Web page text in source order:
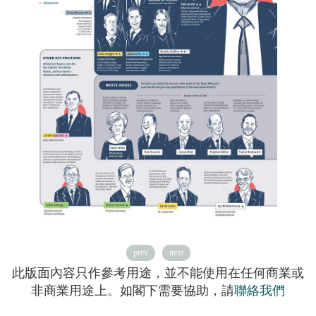
prev next
此版面內容只作參考用途，並不能使用在任何商業或
非商業用途上。如閣下需要協助，請聯絡我們